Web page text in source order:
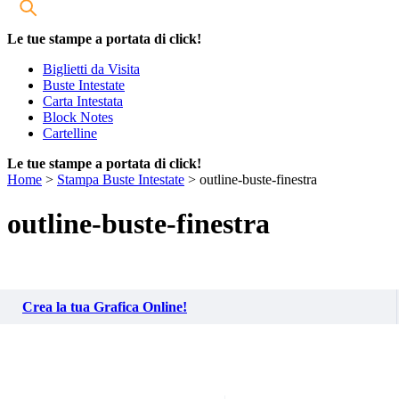
Le tue stampe a portata di click!
Biglietti da Visita
Buste Intestate
Carta Intestata
Block Notes
Cartelline
Le tue stampe a portata di click!
Home > Stampa Buste Intestate > outline-buste-finestra
outline-buste-finestra
Crea la tua Grafica Online!